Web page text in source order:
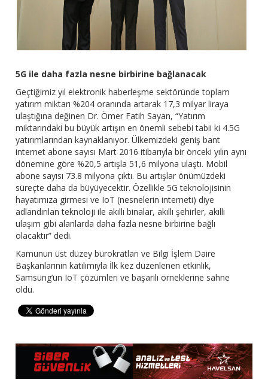
5G ile daha fazla nesne birbirine bağlanacak
Geçtiğimiz yıl elektronik haberleşme sektöründe toplam
yatırım miktarı %204 oranında artarak 17,3 milyar liraya
ulaştığına değinen Dr. Ömer Fatih Sayan, “Yatırım
miktarındaki bu büyük artışın en önemli sebebi tabii ki 4.5G
yatırımlarından kaynaklanıyor. Ülkemizdeki geniş bant
internet abone sayısı Mart 2016 itibarıyla bir önceki yılın aynı
dönemine göre %20,5 artışla 51,6 milyona ulaştı. Mobil
abone sayısı 73.8 milyona çıktı. Bu artışlar önümüzdeki
süreçte daha da büyüyecektir. Özellikle 5G teknolojisinin
hayatımıza girmesi ve IoT (nesnelerin interneti) diye
adlandırılan teknoloji ile akıllı binalar, akıllı şehirler, akıllı
ulaşım gibi alanlarda daha fazla nesne birbirine bağlı
olacaktır” dedi.
Kamunun üst düzey bürokratları ve Bilgi İşlem Daire
Başkanlarının katılımıyla İlk kez düzenlenen etkinlik,
Samsung’un IoT çözümleri ve başarılı örneklerine sahne
oldu.